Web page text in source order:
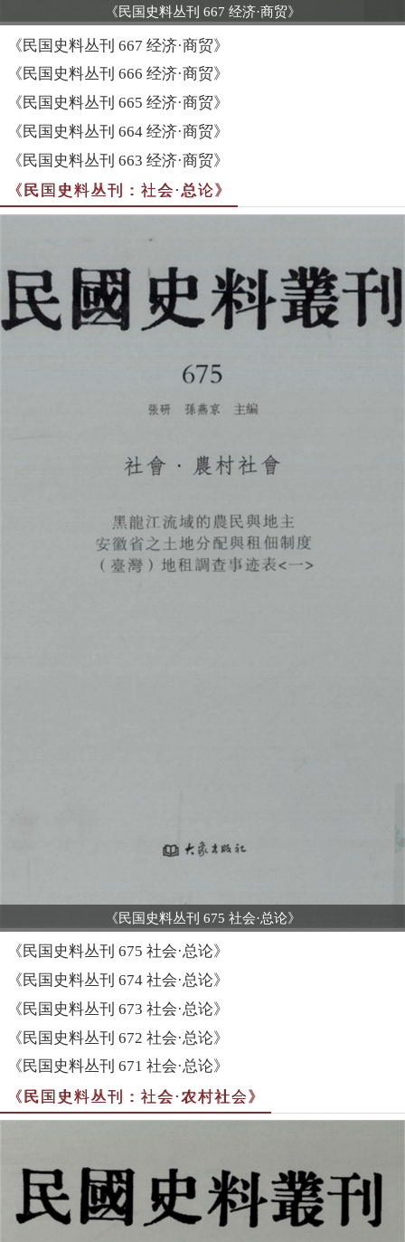
《民国史料丛刊 667 经济·商贸》
《民国史料丛刊 667 经济·商贸》
《民国史料丛刊 666 经济·商贸》
《民国史料丛刊 665 经济·商贸》
《民国史料丛刊 664 经济·商贸》
《民国史料丛刊 663 经济·商贸》
《民国史料丛刊：社会·总论》
《民国史料丛刊 675 社会·总论》
《民国史料丛刊 675 社会·总论》
《民国史料丛刊 674 社会·总论》
《民国史料丛刊 673 社会·总论》
《民国史料丛刊 672 社会·总论》
《民国史料丛刊 671 社会·总论》
《民国史料丛刊：社会·农村社会》